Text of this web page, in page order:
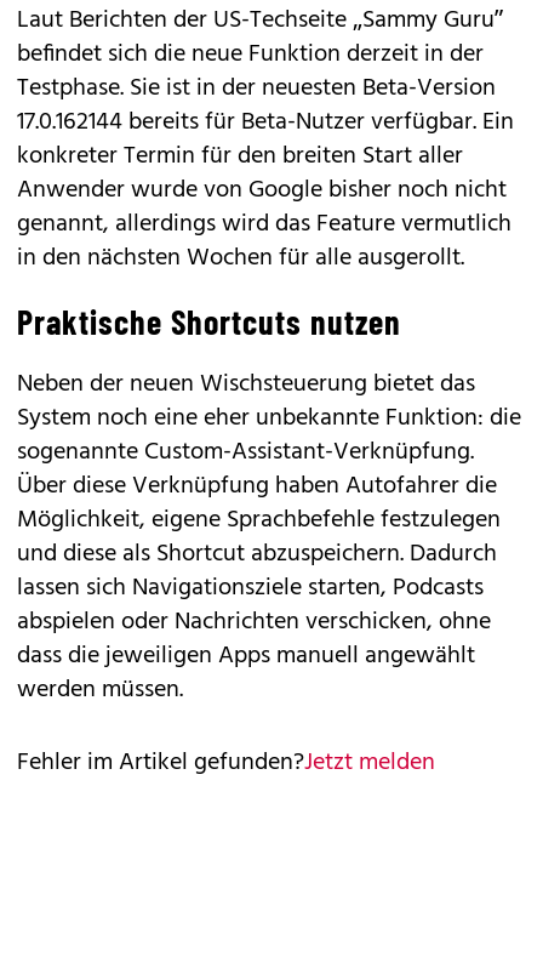
Laut Berichten der US-Techseite „Sammy Guru”
befindet sich die neue Funktion derzeit in der
Testphase. Sie ist in der neuesten Beta-Version
17.0.162144 bereits für Beta-Nutzer verfügbar. Ein
konkreter Termin für den breiten Start aller
Anwender wurde von Google bisher noch nicht
genannt, allerdings wird das Feature vermutlich
in den nächsten Wochen für alle ausgerollt.
Praktische Shortcuts nutzen
Neben der neuen Wischsteuerung bietet das
System noch eine eher unbekannte Funktion: die
sogenannte Custom-Assistant-Verknüpfung.
Über diese Verknüpfung haben Autofahrer die
Möglichkeit, eigene Sprachbefehle festzulegen
und diese als Shortcut abzuspeichern. Dadurch
lassen sich Navigationsziele starten, Podcasts
abspielen oder Nachrichten verschicken, ohne
dass die jeweiligen Apps manuell angewählt
werden müssen.
Fehler im Artikel gefunden?Jetzt melden